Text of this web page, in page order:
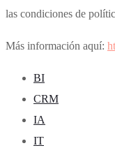
las condiciones de
Más información aquí:
BI
CRM
IA
IT